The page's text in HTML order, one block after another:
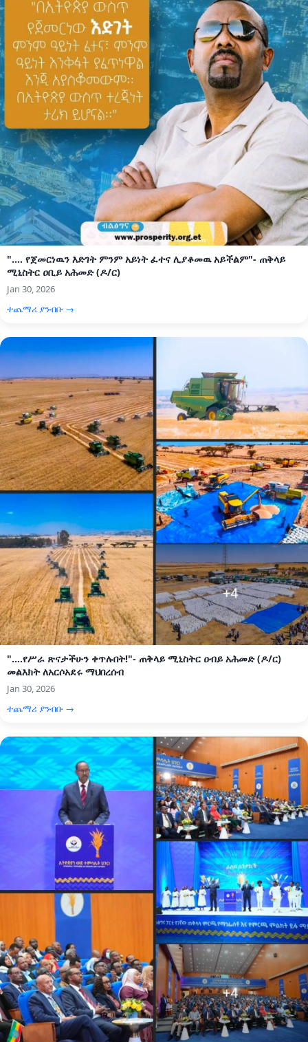
".... የጀመርነዉን እድገት ምንም አይነት ፈተና ሊያቆመዉ አይችልም"- ጠቅላይ
ሚኒስትር ዐቢይ አሕመድ (ዶ/ር)
Jan 30, 2026
ተጨማሪ ያንብቡ →
"....የሥራ ጽናታችሁን ቀጥሉበት!"- ጠቅላይ ሚኒስትር ዐብይ አሕመድ (ዶ/ር)
መልእክት ለአርሶአደሩ ማህበረሰብ
Jan 30, 2026
ተጨማሪ ያንብቡ →